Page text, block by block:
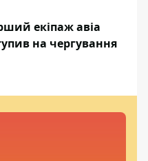
екіпаж авіа
на чергування